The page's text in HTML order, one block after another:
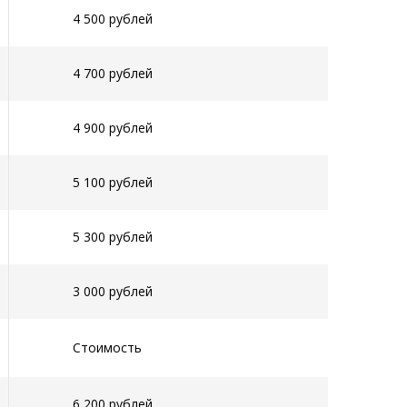
4 500 рублей
4 700 рублей
4 900 рублей
5 100 рублей
5 300 рублей
3 000 рублей
Стоимость